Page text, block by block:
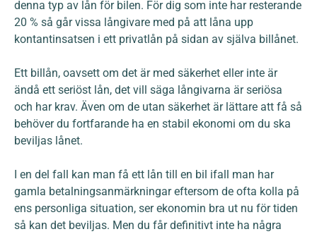
denna typ av lån för bilen. För dig som inte har resterande
20 % så går vissa långivare med på att låna upp
kontantinsatsen i ett privatlån på sidan av själva billånet.
Ett billån, oavsett om det är med säkerhet eller inte är
ändå ett seriöst lån, det vill säga långivarna är seriösa
och har krav. Även om de utan säkerhet är lättare att få så
behöver du fortfarande ha en stabil ekonomi om du ska
beviljas lånet.
I en del fall kan man få ett lån till en bil ifall man har
gamla betalningsanmärkningar eftersom de ofta kolla på
ens personliga situation, ser ekonomin bra ut nu för tiden
så kan det beviljas. Men du får definitivt inte ha några